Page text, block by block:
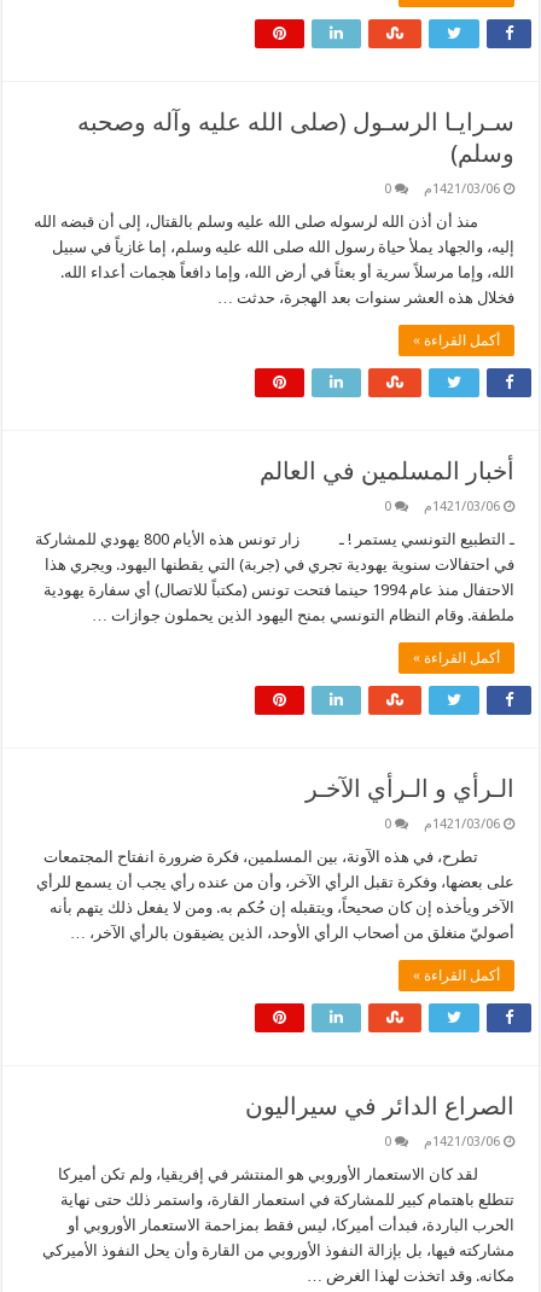
سـرايـا الرسـول (صلى الله عليه وآله وصحبه
وسلم)
1421/03/06م 0
منذ أن أذن الله لرسوله صلى الله عليه وسلم بالقتال، إلى أن قبضه الله
إليه، والجهاد يملأ حياة رسول الله صلى الله عليه وسلم، إما غازياً في سبيل
الله، وإما مرسلاً سرية أو بعثاً في أرض الله، وإما دافعاً هجمات أعداء الله.
فخلال هذه العشر سنوات بعد الهجرة، حدثت …
أكمل القراءة »
أخبار المسلمين في العالم
1421/03/06م 0
ـ التطبيع التونسي يستمر ! ـ زار تونس هذه الأيام 800 يهودي للمشاركة
في احتفالات سنوية يهودية تجري في (جربة) التي يقطنها اليهود. ويجري هذا
الاحتفال منذ عام 1994 حينما فتحت تونس (مكتباً للاتصال) أي سفارة يهودية
ملطفة. وقام النظام التونسي بمنح اليهود الذين يحملون جوازات …
أكمل القراءة »
الـرأي و الـرأي الآخـر
1421/03/06م 0
تطرح، في هذه الآونة، بين المسلمين، فكرة ضرورة انفتاح المجتمعات
على بعضها، وفكرة تقبل الرأي الآخر، وأن من عنده رأي يجب أن يسمع للرأي
الآخر ويأخذه إن كان صحيحاً، ويتقبله إن حُكم به. ومن لا يفعل ذلك يتهم بأنه
أصوليّ منغلق من أصحاب الرأي الأوحد، الذين يضيقون بالرأي الآخر، …
أكمل القراءة »
الصراع الدائر في سيراليون
1421/03/06م 0
لقد كان الاستعمار الأوروبي هو المنتشر في إفريقيا، ولم تكن أميركا
تتطلع باهتمام كبير للمشاركة في استعمار القارة، واستمر ذلك حتى نهاية
الحرب الباردة، فبدأت أميركا، ليس فقط بمزاحمة الاستعمار الأوروبي أو
مشاركته فيها، بل بإزالة النفوذ الأوروبي من القارة وأن يحل النفوذ الأميركي
مكانه. وقد اتخذت لهذا الغرض …